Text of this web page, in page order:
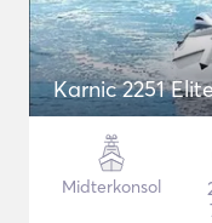
Karnic 2251
Midterkonsol